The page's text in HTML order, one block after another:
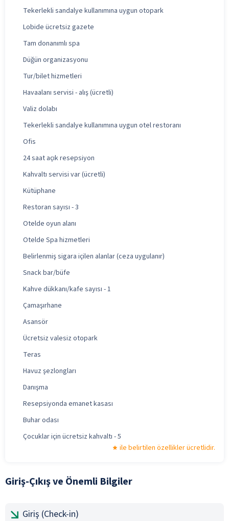
Tekerlekli sandalye kullanımına uygun otopark
Lobide ücretsiz gazete
Tam donanımlı spa
Düğün organizasyonu
Tur/bilet hizmetleri
Havaalanı servisi - alış (ücretli)
Valiz dolabı
Tekerlekli sandalye kullanımına uygun otel restoranı
Ofis
24 saat açık resepsiyon
Kahvaltı servisi var (ücretli)
Kütüphane
Restoran sayısı - 3
Otelde oyun alanı
Otelde Spa hizmetleri
Belirlenmiş sigara içilen alanlar (ceza uygulanır)
Snack bar/büfe
Kahve dükkanı/kafe sayısı - 1
Çamaşırhane
Asansör
Ücretsiz valesiz otopark
Teras
Havuz şezlongları
Danışma
Resepsiyonda emanet kasası
Buhar odası
Çocuklar için ücretsiz kahvaltı - 5
ile belirtilen özellikler ücretlidir.
Giriş-Çıkış ve Önemli Bilgiler
Giriş (Check-in)